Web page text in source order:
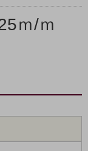
ｍ/ｍ